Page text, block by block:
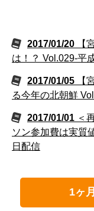
2017/01/20
【
は！？ Vol.029-平
2017/01/05
【
る今年の北朝鮮
2017/01/01 ＜
ソン参加費は実質
日配信
1ヶ